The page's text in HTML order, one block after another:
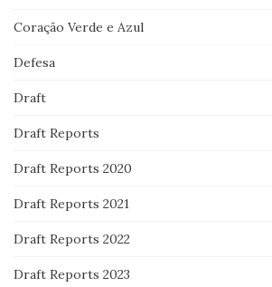
Coração Verde e Azul
Defesa
Draft
Draft Reports
Draft Reports 2020
Draft Reports 2021
Draft Reports 2022
Draft Reports 2023